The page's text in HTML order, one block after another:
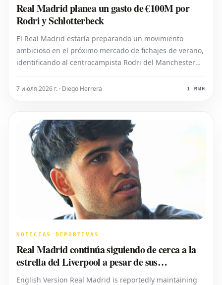
Real Madrid planea un gasto de €100M por
Rodri y Schlotterbeck
El Real Madrid estaría preparando un movimiento
ambicioso en el próximo mercado de fichajes de verano,
identificando al centrocampista Rodri del Manchester
Dortmund como objetivos clave. El club habría
7 июля 2026 г. · Diego Herrera 1 МИН
NOTICIAS DEPORTIVAS
Real Madrid continúa siguiendo de cerca a la
estrella del Liverpool a pesar de sus
conversaciones contractuales
English Version Real Madrid is reportedly maintaining